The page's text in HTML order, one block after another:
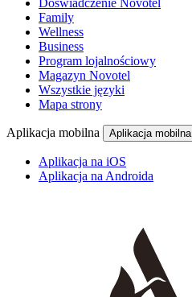
Family
Wellness
Business
Program lojalnościowy
Magazyn Novotel
Wszystkie języki
Mapa strony
Aplikacja mobilna Aplikacja mobilna
Aplikacja na iOS
Aplikacja na Androida